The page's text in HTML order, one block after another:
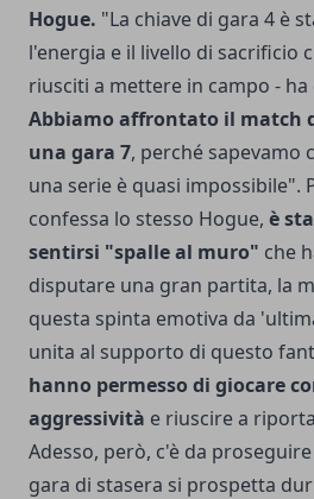
Hogue. "La chiave di gara 4 è
l'energia e il livello di sacrificio
riusciti a mettere in campo -
Abbiamo affrontato il match
una gara 7, perché sapevamo
una serie è quasi impossibile".
confessa lo stesso Hogue, è
sentirsi "spalle al muro" che
disputare una gran partita, la
questa spinta emotiva da
unita al supporto di questo
hanno permesso di giocare
aggressività e riuscire a
Adesso, però, c'è da
gara di stasera si prospetta